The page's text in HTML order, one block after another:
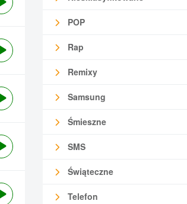
POP
Rap
Remixy
Samsung
Śmieszne
SMS
Świąteczne
Telefon